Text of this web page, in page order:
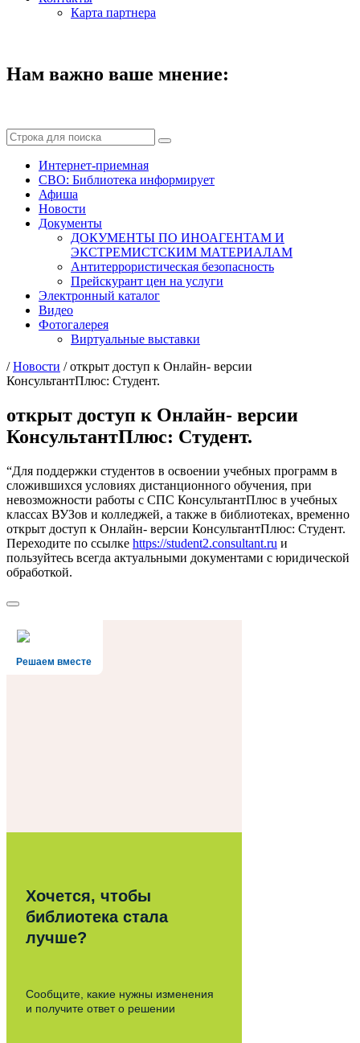
Карта партнера
Нам важно ваше мнение:
Интернет-приемная
СВО: Библиотека информирует
Афиша
Новости
Документы
ДОКУМЕНТЫ ПО ИНОАГЕНТАМ И
ЭКСТРЕМИСТСКИМ МАТЕРИАЛАМ
Антитеррористическая безопасность
Прейскурант цен на услуги
Электронный каталог
Видео
Фотогалерея
Виртуальные выставки
/Новости /открыт доступ к Онлайн- версии
КонсультантПлюс: Студент.
открыт доступ к Онлайн- версии
КонсультантПлюс: Студент.
“Для поддержки студентов в освоении учебных программ в
сложившихся условиях дистанционного обучения, при
невозможности работы с СПС КонсультантПлюс в учебных
классах ВУЗов и колледжей, а также в библиотеках, временно
открыт доступ к Онлайн- версии КонсультантПлюс: Студент.
Переходите по ссылке https://student2.consultant.ru и
пользуйтесь всегда актуальными документами с юридической
обработкой.
Решаем вместе
Хочется, чтобы
библиотека стала
лучше?
Сообщите, какие нужны изменения
и получите ответ о решении